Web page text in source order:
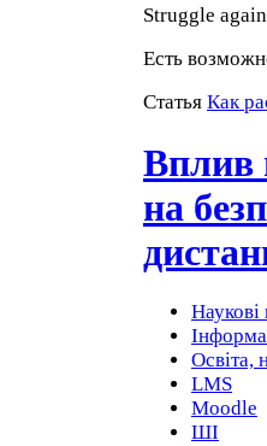
Struggle
Есть
Статья Как
Вплив
на
Наукові
Освіта,
LMS
Moodle
ШІ